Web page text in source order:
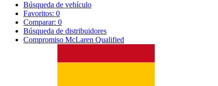
Búsqueda de vehículo
Favoritos: 0
Comparar: 0
Búsqueda de distribuidores
Compromiso McLaren Qualified